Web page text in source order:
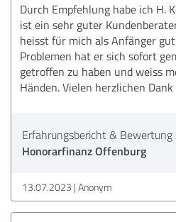
Durch Empfehlung habe ich H.
ist ein sehr guter
heisst für mich als Anfänger
Problemen hat er sich sofort
getroffen zu haben und weiss
Händen. Vielen herzlichen Dank
Erfahrungsbericht & Bewertung
Honorarfinanz Offenburg
13.07.2023 Anonym